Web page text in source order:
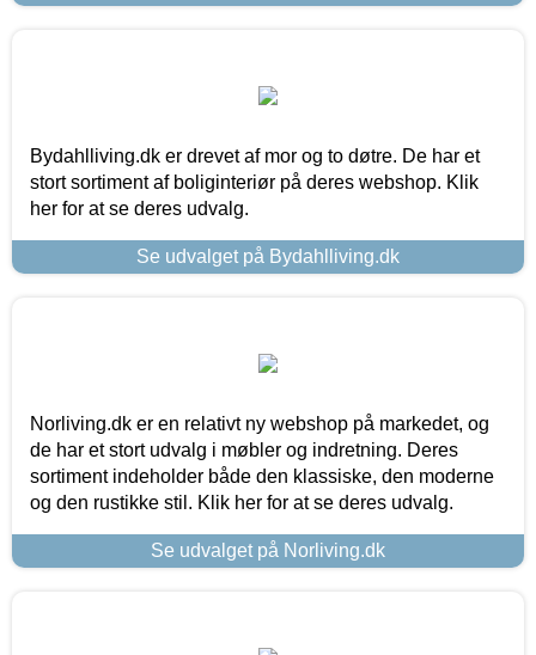
Bydahlliving.dk er drevet af mor og to døtre. De har et
stort sortiment af boliginteriør på deres webshop. Klik
her for at se deres udvalg.
Se udvalget på Bydahlliving.dk
Norliving.dk er en relativt ny webshop på markedet, og
de har et stort udvalg i møbler og indretning. Deres
sortiment indeholder både den klassiske, den moderne
og den rustikke stil. Klik her for at se deres udvalg.
Se udvalget på Norliving.dk